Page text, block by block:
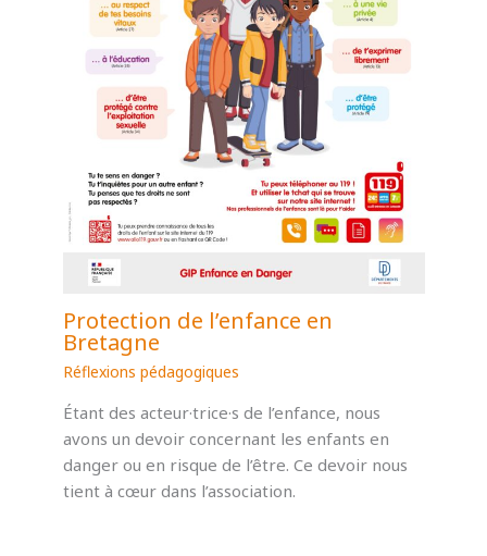
Protection de l’enfance en
Bretagne
Réflexions pédagogiques
Étant des acteur·trice·s de l’enfance, nous
avons un devoir concernant les enfants en
danger ou en risque de l’être. Ce devoir nous
tient à cœur dans l’association.